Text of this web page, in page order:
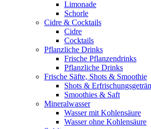
Limonade
Schorle
Cidre & Cocktails
Cidre
Cocktails
Pflanzliche Drinks
Frische Pflanzendrinks
Pflanzliche Drinks
Frische Säfte, Shots & Smoothie
Shots &
Smoothies & Saft
Mineralwasser
Wasser mit Kohlensäure
Wasser ohne Kohlensäure